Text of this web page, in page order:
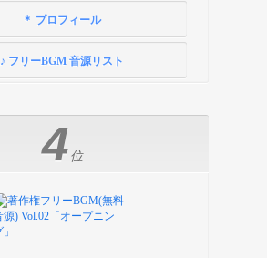
＊ プロフィール
♪ フリーBGM 音源リスト
4位